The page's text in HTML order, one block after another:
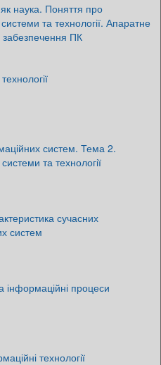
наука. Поняття про
та технології. Апаратне
ПК
систем. Тема 2.
та технології
сучасних
систем
інформаційні процеси
технології